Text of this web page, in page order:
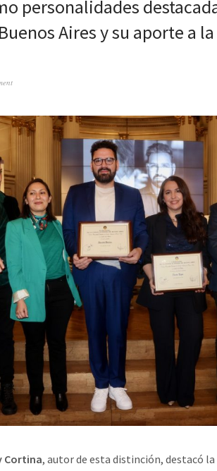
personalidades
Aires y su aporte a
Cortina, autor de esta distinción, destacó